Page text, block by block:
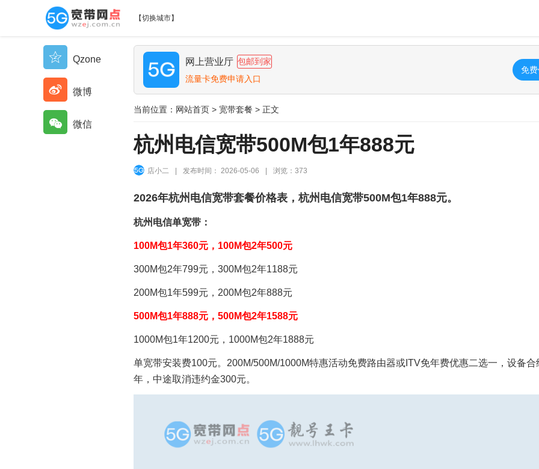
【切换城市】
网上营业厅 包邮到家
流量卡免费申请入口
免
当前位置： 网站首页 > 宽带套餐 > 正文
杭州电信宽带500M包1年888元
店小二 发布时间： 2026-05-06 浏览：373
2026年杭州电信宽带套餐价格表，杭州电信宽带500M包1年888元。
杭州电信单宽带：
100M包1年360元，100M包2年500元
300M包2年799元，300M包2年1188元
200M包1年599元，200M包2年888元
500M包1年888元，500M包2年1588元
1000M包1年1200元，1000M包2年1888元
单宽带安装费100元。200M/500M/1000M特惠活动免费路由器或ITV免年费优惠二选一，设备合
年，中途取消违约金300元。
Qzone
微博
微信